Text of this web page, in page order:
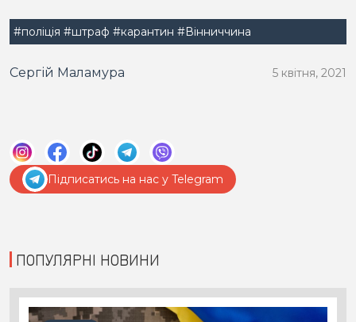
#поліція #штраф #карантин #Вінниччина
Сергій Маламура 5 квітня, 2021
Підписатись на нас у Telegram
ПОПУЛЯРНІ НОВИНИ